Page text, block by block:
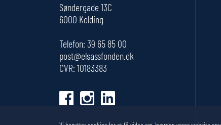
Søndergade 13C
6000 Kolding
Telefon: 39 65 85 00
post@elsassfonden.dk
CVR: 10183383